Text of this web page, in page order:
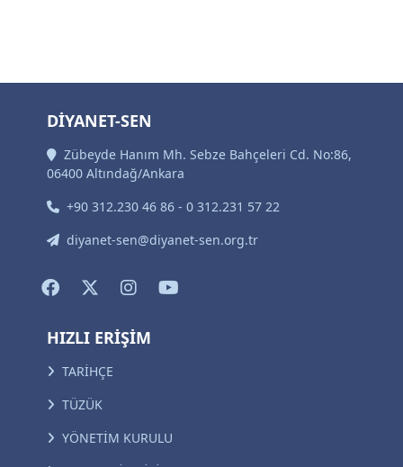
DİYANET-SEN
Zübeyde Hanım Mh. Sebze Bahçeleri Cd. No:86,
06400 Altındağ/Ankara
+90 312.230 46 86 - 0 312.231 57 22
diyanet-sen@diyanet-sen.org.tr
HIZLI ERİŞİM
TARİHÇE
TÜZÜK
YÖNETİM KURULU